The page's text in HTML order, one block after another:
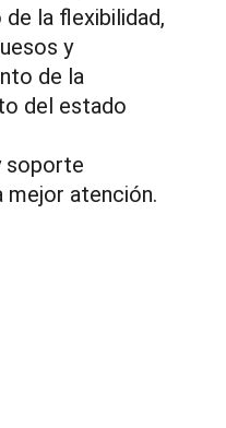
la flexibilidad,
y
de la
del estado
soporte
mejor atención.